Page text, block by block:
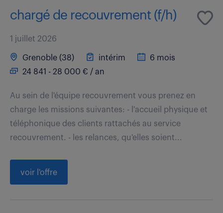
chargé de recouvrement (f/h)
1 juillet 2026
Grenoble (38) intérim
6 mois
24 841 - 28 000 € / an
Au sein de l'équipe recouvrement vous prenez en
charge les missions suivantes: - l'accueil physique et
téléphonique des clients rattachés au service
recouvrement. - les relances, qu'elles soient...
voir l'offre